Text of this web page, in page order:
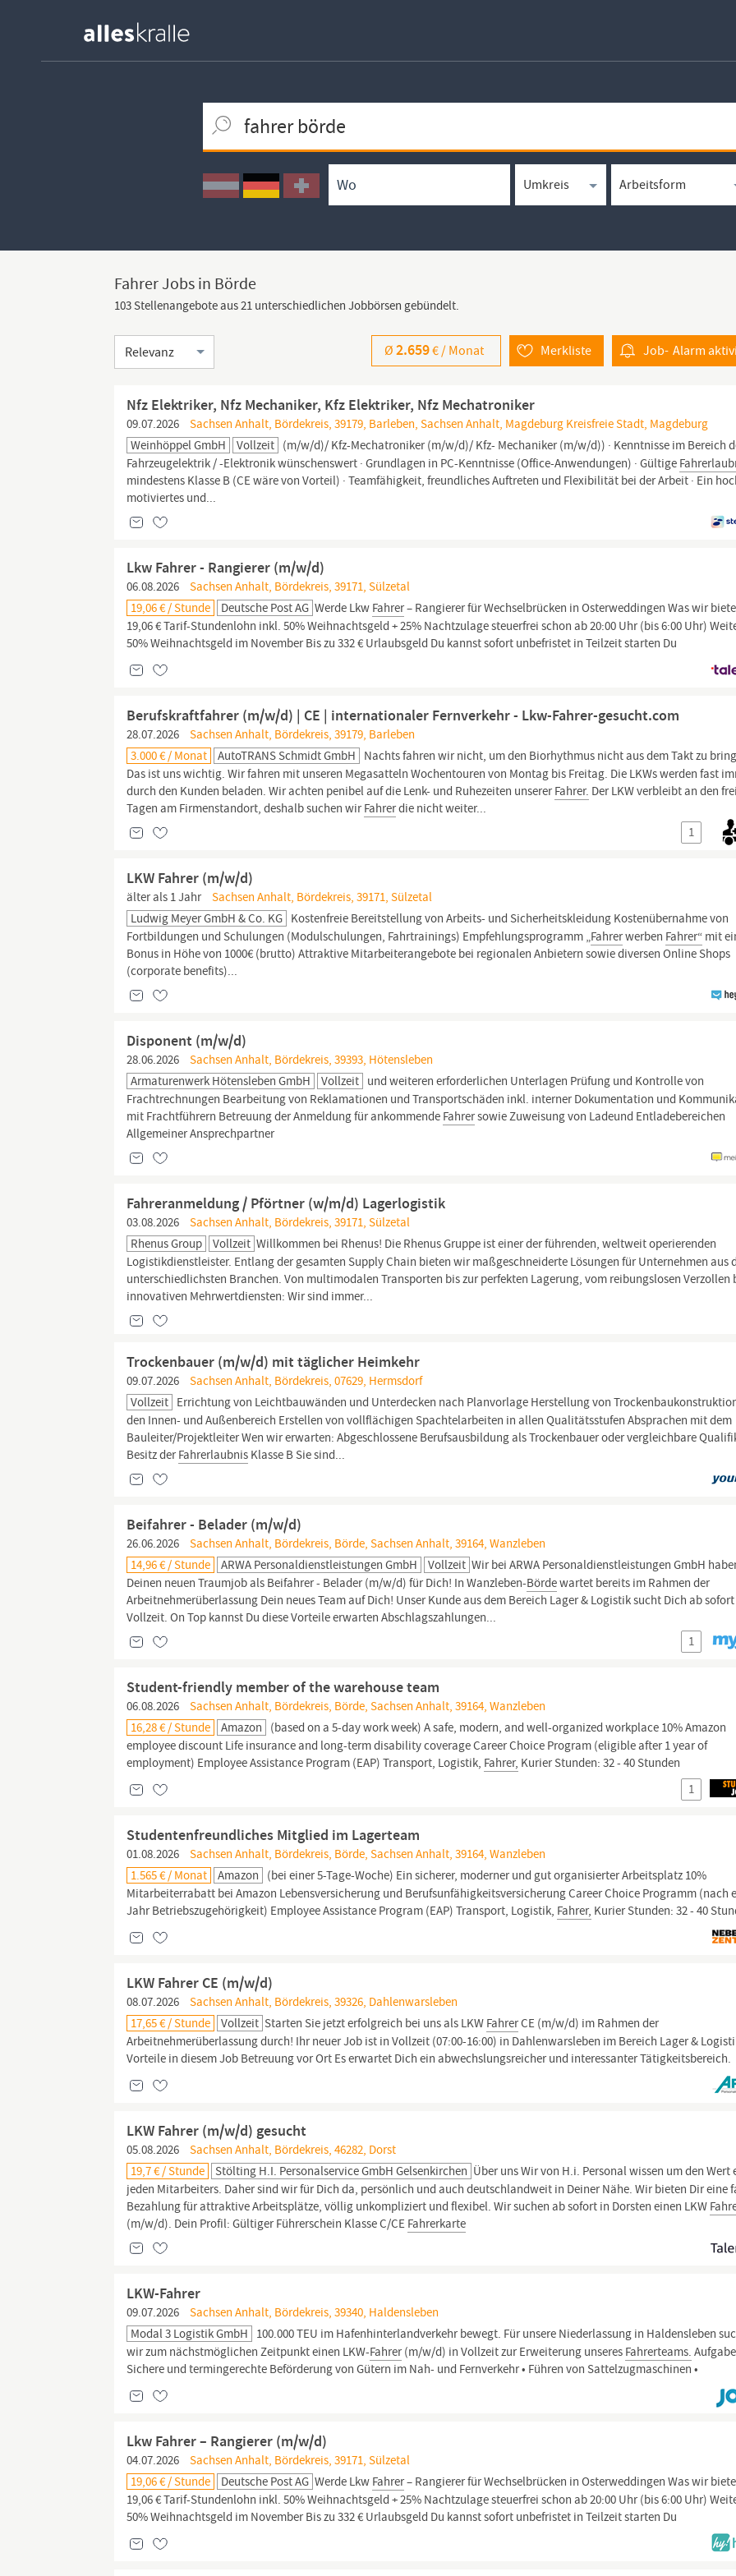
Ortssuche
Umkreissuche
Arbeitsform
Fahrer Jobs in Börde
103 Stellenangebote aus 21 unterschiedlichen Jobbörsen gebündelt.
Sortierung Job- Alarm
Merkliste
Ø2.659€ / Monat
Nfz Elektriker, Nfz Mechaniker, Kfz Elektriker, Nfz Mechatroniker
09.07.2026
Sachsen Anhalt, Bördekreis, 39179, Barleben, Sachsen Anhalt, Magdeburg Kreisfreie Stadt, Magdeburg
Weinhöppel GmbH
Vollzeit (m/w/d)/ Kfz-Mechatroniker (m/w/d)/ Kfz- Mechaniker (m/w/d)) · Kenntnisse im Bereich
Fahrzeugelektrik / -Elektronik wünschenswert · Grundlagen in PC-Kenntnisse (Office-Anwendungen) · Gültige
mindestens Klasse B (CE wäre von Vorteil) · Teamfähigkeit, freundliches Auftreten und Flexibilität bei der Arbeit · Ein
motiviertes und...
Lkw Fahrer - Rangierer (m/w/d)
06.08.2026
Sachsen Anhalt, Bördekreis, 39171, Sülzetal
19,06 € / Stunde
Deutsche Post AG Werde Lkw Fahrer– Rangierer für Wechselbrücken in Osterweddingen Was wir
19,06 € Tarif-Stundenlohn inkl. 50% Weihnachtsgeld + 25% Nachtzulage steuerfrei schon ab 20:00 Uhr (bis 6:00 Uhr)
50% Weihnachtsgeld im November Bis zu 332 € Urlaubsgeld Du kannst sofort unbefristet in Teilzeit starten Du
Berufskraftfahrer (m/w/d) | CE | internationaler Fernverkehr - Lkw-Fahrer-gesucht.com
28.07.2026
Sachsen Anhalt, Bördekreis, 39179, Barleben
3.000 € / Monat
AutoTRANS Schmidt GmbH Nachts fahren wir nicht, um den Biorhythmus nicht aus dem Takt zu
Das ist uns wichtig. Wir fahren mit unseren Megasatteln Wochentouren von Montag bis Freitag. Die LKWs werden fast
durch den Kunden beladen. Wir achten penibel auf die Lenk- und Ruhezeiten unsererFahrer. Der LKW verbleibt an den
Tagen am Firmenstandort, deshalb suchen wirFahrerdie nicht weiter...
1
LKW Fahrer (m/w/d)
älter als 1 Jahr
Sachsen Anhalt, Bördekreis, 39171, Sülzetal
Ludwig Meyer GmbH & Co. KG Kostenfreie Bereitstellung von Arbeits- und Sicherheitskleidung Kostenübernahme von
Fortbildungen und Schulungen (Modulschulungen, Fahrtrainings) Empfehlungsprogramm „Fahrerwerben Fahrer“ mit
Bonus in Höhe von 1000€ (brutto) Attraktive Mitarbeiterangebote bei regionalen Anbietern sowie diversen Online Shops
(corporate benefits)...
Disponent (m/w/d)
28.06.2026
Sachsen Anhalt, Bördekreis, 39393, Hötensleben
Armaturenwerk Hötensleben GmbH
Vollzeit und weiteren erforderlichen Unterlagen Prüfung und Kontrolle von
Frachtrechnungen Bearbeitung von Reklamationen und Transportschäden inkl. interner Dokumentation und
mit Frachtführern Betreuung der Anmeldung für ankommende Fahrersowie Zuweisung von Ladeund Entladebereichen
Allgemeiner Ansprechpartner
Fahreranmeldung / Pförtner (w/m/d) Lagerlogistik
03.08.2026
Sachsen Anhalt, Bördekreis, 39171, Sülzetal
Rhenus Group
Vollzeit Willkommen bei Rhenus! Die Rhenus Gruppe ist einer der führenden, weltweit operierenden
Logistikdienstleister. Entlang der gesamten Supply Chain bieten wir maßgeschneiderte Lösungen für Unternehmen aus
unterschiedlichsten Branchen. Von multimodalen Transporten bis zur perfekten Lagerung, vom reibungslosen Verzollen
innovativen Mehrwertdiensten: Wir sind immer...
Trockenbauer (m/w/d) mit täglicher Heimkehr
09.07.2026
Sachsen Anhalt, Bördekreis, 07629, Hermsdorf
Vollzeit Errichtung von Leichtbauwänden und Unterdecken nach Planvorlage Herstellung von
den Innen- und Außenbereich Erstellen von vollflächigen Spachtelarbeiten in allen Qualitätsstufen Absprachen mit dem
Bauleiter/Projektleiter Wen wir erwarten: Abgeschlossene Berufsausbildung als Trockenbauer oder vergleichbare
Besitz derFahrerlaubnis Klasse B Sie sind...
Beifahrer - Belader (m/w/d)
26.06.2026
Sachsen Anhalt, Bördekreis, Börde, Sachsen Anhalt, 39164, Wanzleben
14,96 € / Stunde
ARWA Personaldienstleistungen GmbH Vollzeit Wir bei ARWA Personaldienstleistungen GmbH
Deinen neuen Traumjob als Beifahrer - Belader (m/w/d) für Dich! In Wanzleben-Bördewartet bereits im Rahmen der
Arbeitnehmerüberlassung Dein neues Team auf Dich! Unser Kunde aus dem Bereich Lager & Logistik sucht Dich ab
Vollzeit. On Top kannst Du diese Vorteile erwarten Abschlagszahlungen...
1
Student-friendly member of the warehouse team
06.08.2026
Sachsen Anhalt, Bördekreis, Börde, Sachsen Anhalt, 39164, Wanzleben
16,28 € / Stunde
Amazon (based on a 5-day work week) A safe, modern, and well-organized workplace 10% Amazon
employee discount Life insurance and long-term disability coverage Career Choice Program (eligible after 1 year of
employment) Employee Assistance Program (EAP) Transport, Logistik, Fahrer, Kurier Stunden: 32 - 40 Stunden
1
Studentenfreundliches Mitglied im Lagerteam
01.08.2026
Sachsen Anhalt, Bördekreis, Börde, Sachsen Anhalt, 39164, Wanzleben
1.565 € / Monat
Amazon (bei einer 5-Tage-Woche) Ein sicherer, moderner und gut organisierter Arbeitsplatz 10%
Mitarbeiterrabatt bei Amazon Lebensversicherung und Berufsunfähigkeitsversicherung Career Choice Programm (nach
Jahr Betriebszugehörigkeit) Employee Assistance Program (EAP) Transport, Logistik, Fahrer, Kurier Stunden: 32 - 40
LKW Fahrer CE (m/w/d)
08.07.2026
Sachsen Anhalt, Bördekreis, 39326, Dahlenwarsleben
17,65 € / Stunde
Vollzeit Starten Sie jetzt erfolgreich bei uns als LKW FahrerCE (m/w/d) im Rahmen der
Arbeitnehmerüberlassung durch! Ihr neuer Job ist in Vollzeit (07:00-16:00) in Dahlenwarsleben im Bereich Lager &
Vorteile in diesem Job Betreuung vor Ort Es erwartet Dich ein abwechslungsreicher und interessanter Tätigkeitsbereich.
LKW Fahrer (m/w/d) gesucht
05.08.2026
Sachsen Anhalt, Bördekreis, 46282, Dorst
19,7 € / Stunde
Stölting H.i. Personalservice GmbH Gelsenkirchen Über uns Wir von H.i. Personal wissen um den Wert
jeden Mitarbeiters. Daher sind wir für Dich da, persönlich und auch deutschlandweit in Deiner Nähe. Wir bieten Dir eine
Bezahlung für attraktive Arbeitsplätze, völlig unkompliziert und flexibel. Wir suchen ab sofort in Dorsten einen LKW
(m/w/d). Dein Profil: Gültiger Führerschein Klasse C/CE Fahrerkarte
LKW-Fahrer
09.07.2026
Sachsen Anhalt, Bördekreis, 39340, Haldensleben
Modal 3 Logistik GmbH 100.000 TEU im Hafenhinterlandverkehr bewegt. Für unsere Niederlassung in Haldensleben
wir zum nächstmöglichen Zeitpunkt einen LKW-Fahrer(m/w/d) in Vollzeit zur Erweiterung unseres Fahrerteams.
Sichere und termingerechte Beförderung von Gütern im Nah- und Fernverkehr • Führen von Sattelzugmaschinen •
Lkw Fahrer – Rangierer (m/w/d)
04.07.2026
Sachsen Anhalt, Bördekreis, 39171, Sülzetal
19,06 € / Stunde
Deutsche Post AG Werde Lkw Fahrer– Rangierer für Wechselbrücken in Osterweddingen Was wir
19,06 € Tarif-Stundenlohn inkl. 50% Weihnachtsgeld + 25% Nachtzulage steuerfrei schon ab 20:00 Uhr (bis 6:00 Uhr)
50% Weihnachtsgeld im November Bis zu 332 € Urlaubsgeld Du kannst sofort unbefristet in Teilzeit starten Du